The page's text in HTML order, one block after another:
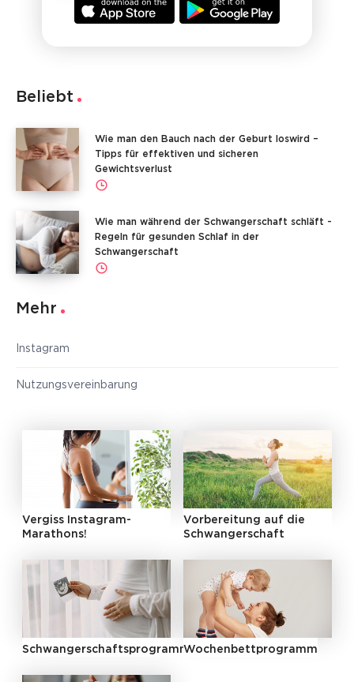
Beliebt
Wie man den Bauch nach der Geburt loswird –
Tipps für effektiven und sicheren
Gewichtsverlust
Wie man während der Schwangerschaft schläft -
Regeln für gesunden Schlaf in der
Schwangerschaft
Mehr
Instagram
Nutzungsvereinbarung
Vergiss Instagram-
Marathons!
Vorbereitung auf die
Schwangerschaft
SchwangerschaftsprogrammWochenbettprogramm